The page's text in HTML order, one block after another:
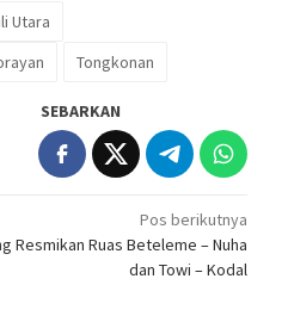
Utara
Tongkonan
SEBARKAN
Pos berikutnya
Resmikan Ruas Beteleme – Nuha
dan Towi – Kodal